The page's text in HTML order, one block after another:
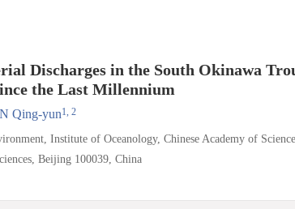
Discharges in the South Okinawa
the Last Millennium
Qing-yun1, 2
Institute of Oceanology, Chinese Academy of
Beijing 100039, China